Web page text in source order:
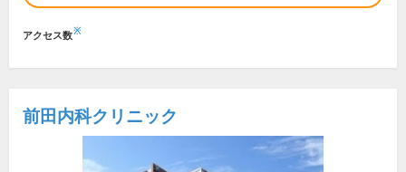
アクセス数※
前田内科クリニック